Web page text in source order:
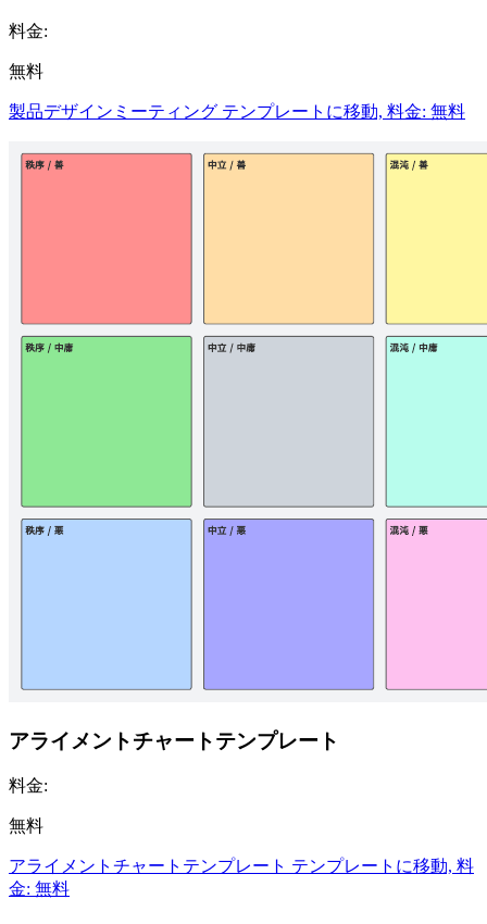
料金:
無料
製品デザインミーティング テンプレートに移動, 料金: 無料
アライメントチャートテンプレート
料金:
無料
アライメントチャートテンプレート テンプレートに移動, 料
金: 無料